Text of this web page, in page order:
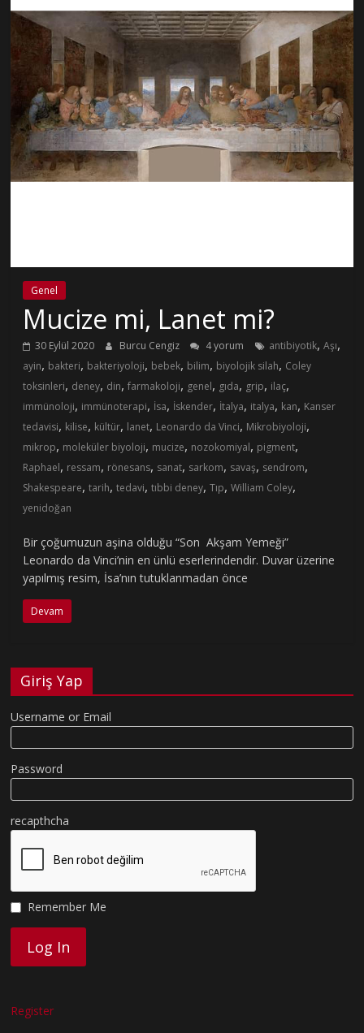
Genel
Mucize mi, Lanet mi?
30 Eylül 2020 Burcu Cengiz 4 yorum antibiyotik,Aşı,
ayin, bakteri, bakteriyoloji, bebek, bilim, biyolojik silah, Coley
toksinleri, deney, din,farmakoloji, genel, gıda, grip, ilaç,
immünoloji, immünoterapi, İsa, İskender, İtalya, italya, kan, Kanser
tedavisi, kilise, kültür, lanet, Leonardo da Vinci, Mikrobiyoloji,
mikrop, moleküler biyoloji, mucize, nozokomiyal, pigment,
Raphael, ressam, rönesans, sanat, sarkom, savaş, sendrom,
Shakespeare,tarih,tedavi,tıbbi deney,Tıp,William Coley,
yenidoğan
Bir çoğumuzun aşina olduğu “Son Akşam Yemeği”
Leonardo da Vinci’nin en ünlü eserlerindendir. Duvar üzerine
yapılmış resim, İsa’nın tutuklanmadan önce
Devam
Giriş Yap
Username or Email
Password
recapthcha
Remember Me
Register